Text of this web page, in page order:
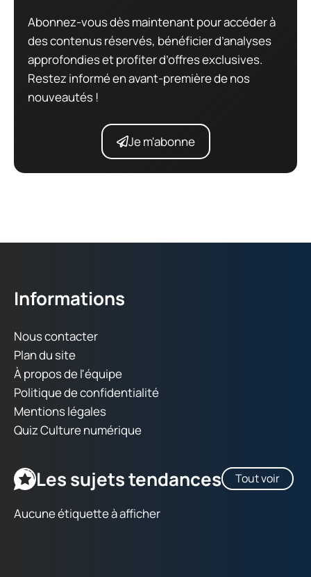
Abonnez-vous dès maintenant pour accéder à
des contenus réservés, bénéficier d’analyses
approfondies et profiter d’offres exclusives.
Restez informé en avant-première de nos
nouveautés !
Je m'abonne
Informations
Nous contacter
Plan du site
À propos de l'équipe
Politique de confidentialité
Mentions légales
Quiz Culture numérique
Les sujets tendances Tout voir
Aucune étiquette à afficher